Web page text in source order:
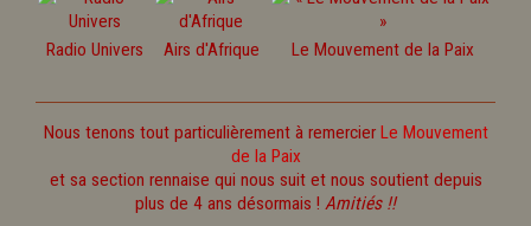
Radio Univers Airs d'Afrique Le Mouvement de la Paix
Nous tenons tout particulièrement à remercier Le Mouvement
de la Paix
et sa section rennaise qui nous suit et nous soutient depuis
plus de 4 ans désormais ! Amitiés !!